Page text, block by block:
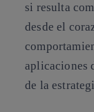
si resulta
desde el
aplicaciones
de la